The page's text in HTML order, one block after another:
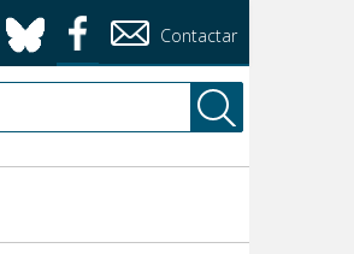
Contactar